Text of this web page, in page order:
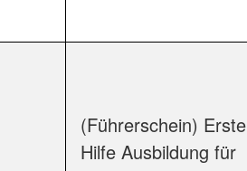
(Führerschein) Erste
Hilfe Ausbildung für